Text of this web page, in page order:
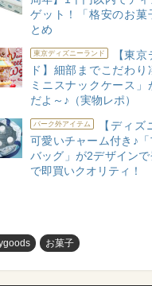
ゲット！「格安のお菓
とめ
東京ディズニーランド
【東
ド】細部までこだわ
ミニスナックケース」
だよ～♪（実物レポ）
パーク外アイテム
【ディズ
可愛いチャーム付き♪
バッグ」が2デザイン
で即買いクオリティ！
お菓子